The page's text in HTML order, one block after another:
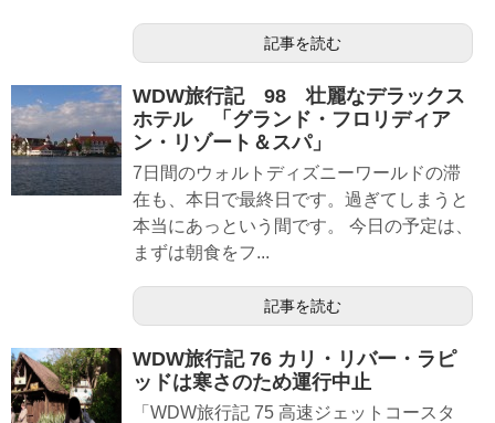
記事を読む
WDW旅行記 98 壮麗なデラックス
ホテル 「グランド・フロリディア
ン・リゾート＆スパ」
7日間のウォルトディズニーワールドの滞
在も、本日で最終日です。過ぎてしまうと
本当にあっという間です。 今日の予定は、
まずは朝食をフ...
記事を読む
WDW旅行記 76 カリ・リバー・ラピ
ッドは寒さのため運行中止
「WDW旅行記 75 高速ジェットコースタ